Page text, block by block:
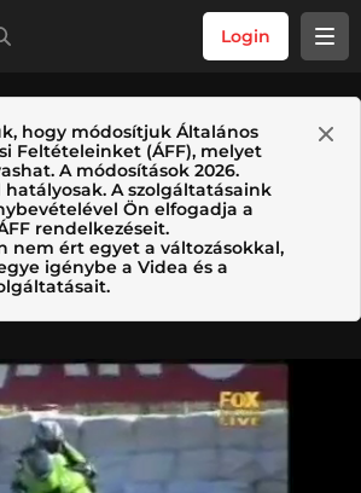
Login
hogy módosítjuk Általános
Feltételeinket (ÁFF), melyet
A módosítások 2026.
hatályosak. A szolgáltatásaink
Ön elfogadja a
rendelkezéseit.
nem ért egyet a változásokkal,
igénybe a Videa és a